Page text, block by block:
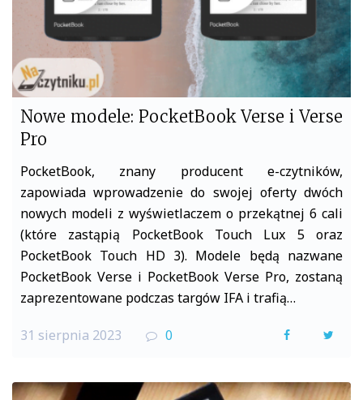
Nowe modele: PocketBook Verse i Verse
Pro
PocketBook, znany producent e-czytników,
zapowiada wprowadzenie do swojej oferty dwóch
nowych modeli z wyświetlaczem o przekątnej 6 cali
(które zastąpią PocketBook Touch Lux 5 oraz
PocketBook Touch HD 3). Modele będą nazwane
PocketBook Verse i PocketBook Verse Pro, zostaną
zaprezentowane podczas targów IFA i trafią…
31 sierpnia 2023 0
F
c
i